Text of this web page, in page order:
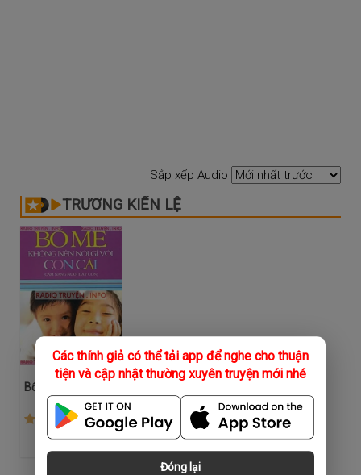
Các thính giả có thể tải app để nghe cho thuận
tiện và cập nhật thường xuyên truyện mới nhé
Đóng lại
Sắp xếp Audio
TRƯƠNG KIẾN LỆ
(37)